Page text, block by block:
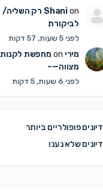
Shanion
רק השליה/
לביקורת
לפני 5 שעות, 57 דקות
מירי
מחפשת
מצווה—–
לפני 6 שעות, 5 דקות
דיונים פופולריים ביותר
דיונים שלא נענו